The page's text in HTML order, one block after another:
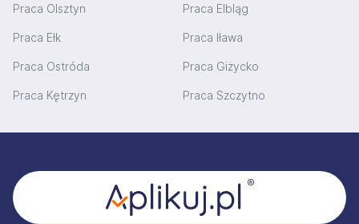
Praca Olsztyn Praca Elbląg
Praca Ełk Praca Iława
Praca Ostróda Praca Giżycko
Praca Kętrzyn Praca Szczytno